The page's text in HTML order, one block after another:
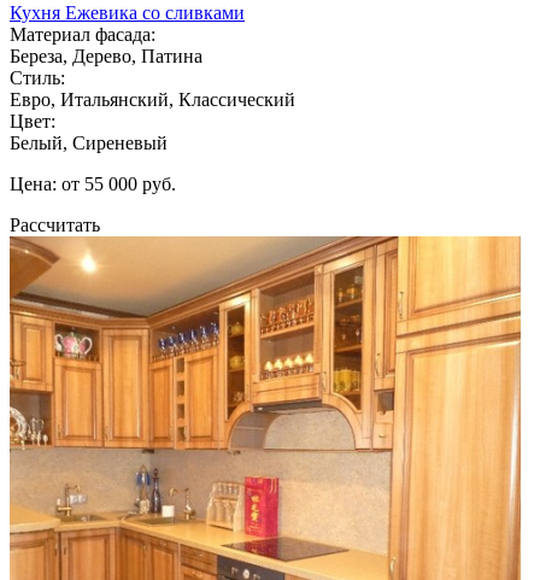
Кухня Ежевика со сливками
Материал фасада:
Береза, Дерево, Патина
Стиль:
Евро, Итальянский, Классический
Цвет:
Белый, Сиреневый
Цена: от 55 000 руб.
Рассчитать